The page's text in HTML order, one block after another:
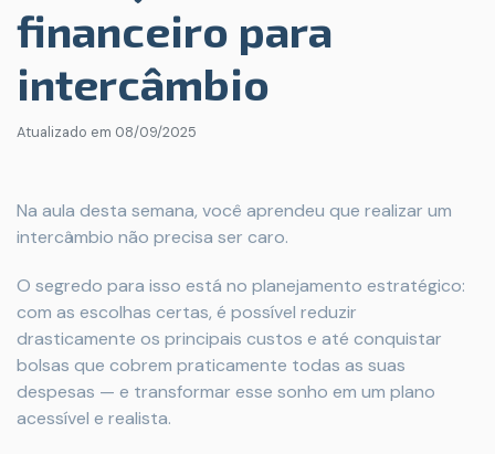
financeiro para
intercâmbio
Atualizado em 08/09/2025
Na aula desta semana, você aprendeu que realizar um
intercâmbio não precisa ser caro.
O segredo para isso está no planejamento estratégico:
com as escolhas certas, é possível reduzir
drasticamente os principais custos e até conquistar
bolsas que cobrem praticamente todas as suas
despesas — e transformar esse sonho em um plano
acessível e realista.